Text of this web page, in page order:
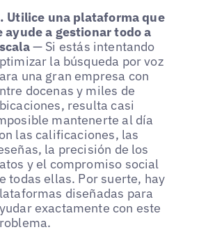
Utilice una plataforma que
ayude a gestionar todo a
— Si estás intentando
la búsqueda por voz
una gran empresa con
docenas y miles de
resulta casi
mantenerte al día
las calificaciones, las
la precisión de los
y el compromiso social
todas ellas. Por suerte, hay
diseñadas para
exactamente con este